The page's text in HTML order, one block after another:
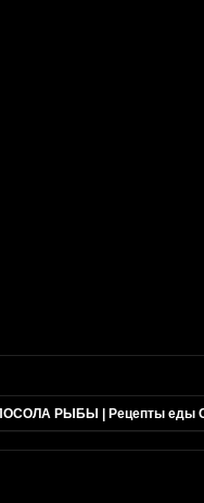
РЫБЫ | Рецепты еды